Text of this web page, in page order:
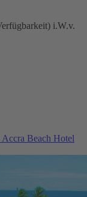
i.W.v.
Beach Hotel